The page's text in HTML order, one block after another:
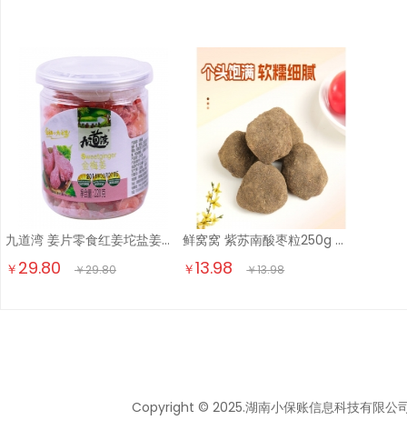
九道湾 姜片零食红姜坨盐姜丝即食2瓶罐装 金梅姜干姜果干蜜饯湖南特产 金梅姜220g*2瓶
￥ 29.80 ￥29.80
鲜窝窝 紫苏南酸枣粒250g 湖南特产五眼果擂枣蜜饯休闲开味零食
￥13.98 ￥13.98
Copyright © 2025.湖南小保账信息科技有限公